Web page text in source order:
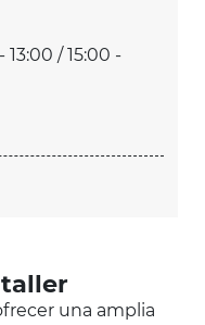
13:00 / 15:00 -
una amplia